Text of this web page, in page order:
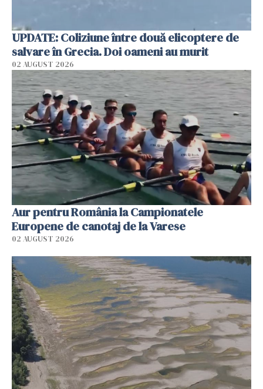
UPDATE: Coliziune între două elicoptere de
salvare în Grecia. Doi oameni au murit
02 AUGUST 2026
Aur pentru România la Campionatele
Europene de canotaj de la Varese
02 AUGUST 2026